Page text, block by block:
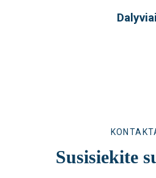
Dalyviai
Susisiekite